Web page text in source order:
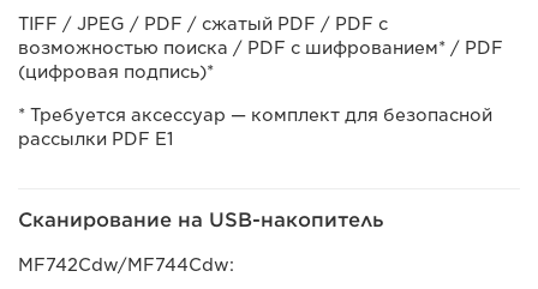
TIFF / JPEG / PDF / сжатый PDF / PDF с
возможностью поиска / PDF с шифрованием* / PDF
(цифровая подпись)*
* Требуется аксессуар — комплект для безопасной
рассылки PDF E1
Сканирование на USB-накопитель
MF742Cdw/MF744Cdw: